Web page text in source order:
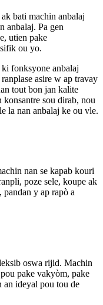
bati machin anbalaj
anbalaj. Pa gen
utien pake
ou yo.
fonksyone anbalaj
asire w ap travay
tout bon jan kalite
sou dirab, nou
la nan anbalaj ke ou vle.
nan se kapab kouri
poze sele, koupe ak
y ap rapò a
oswa rijid. Machin
pake vakyòm, pake
ideyal pou tou de